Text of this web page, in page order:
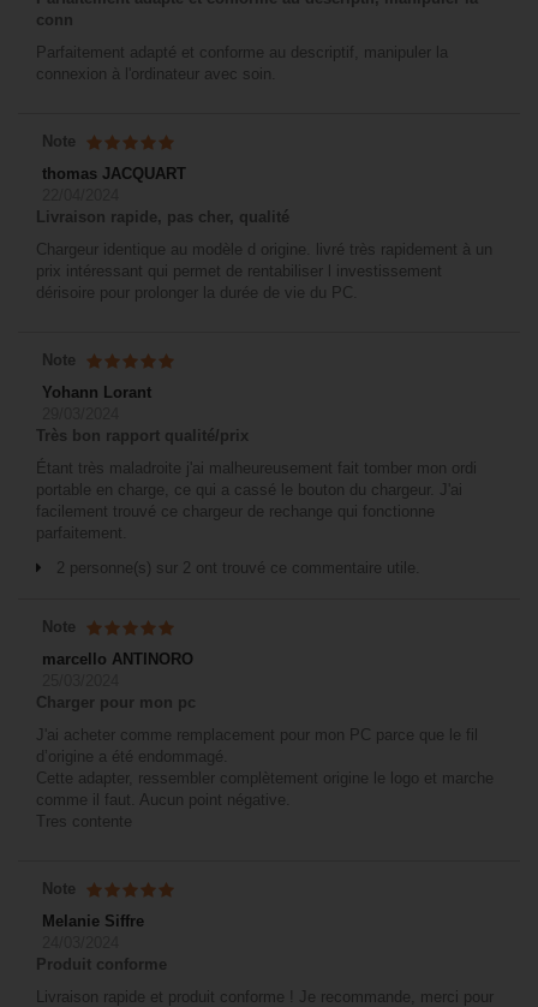
conn
Parfaitement adapté et conforme au descriptif, manipuler la
connexion à l'ordinateur avec soin.
Note
thomas JACQUART
Livraison rapide, pas cher, qualité
Chargeur identique au modèle d origine. livré très rapidement à un
prix intéressant qui permet de rentabiliser l investissement
dérisoire pour prolonger la durée de vie du PC.
Note
Yohann Lorant
Très bon rapport qualité/prix
Étant très maladroite j'ai malheureusement fait tomber mon ordi
portable en charge, ce qui a cassé le bouton du chargeur. J'ai
facilement trouvé ce chargeur de rechange qui fonctionne
parfaitement.
2 personne(s) sur 2 ont trouvé ce commentaire utile.
Note
marcello ANTINORO
Charger pour mon pc
J'ai acheter comme remplacement pour mon PC parce que le fil
d’origine a été endommagé.
Cette adapter, ressembler complètement origine le logo et marche
comme il faut. Aucun point négative.
Tres contente
Note
Melanie Siffre
Produit conforme
Livraison rapide et produit conforme ! Je recommande, merci pour